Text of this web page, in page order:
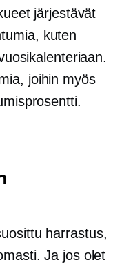
järjestävät
kuten
joihin myös
harrastus,
Ja jos olet